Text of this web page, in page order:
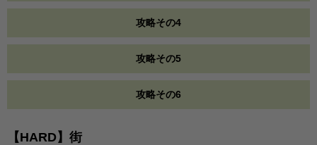
攻略その4
攻略その5
攻略その6
【HARD】街